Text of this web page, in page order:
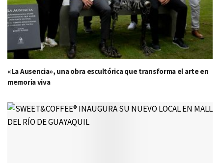
«La Ausencia», una obra escultórica que transforma el arte en
memoria viva